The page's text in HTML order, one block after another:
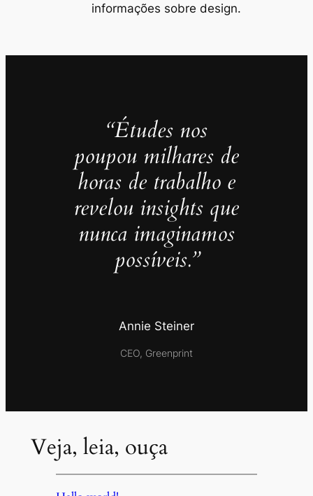
informações sobre design.
“Études nos
poupou milhares de
horas de trabalho e
revelou insights que
nunca imaginamos
possíveis.”
Annie Steiner
CEO, Greenprint
Veja, leia, ouça